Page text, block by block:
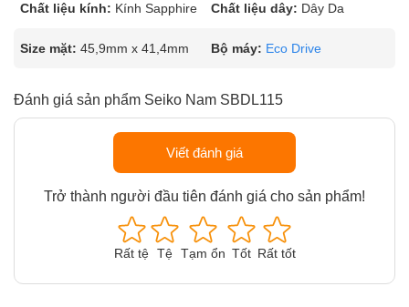
Chất liệu kính: Kính Sapphire Chất liệu dây: Dây Da
Size mặt: 45,9mm x 41,4mm Bộ máy: Eco Drive
Đánh giá sản phẩm Seiko Nam SBDL115
Viết đánh giá
Trở thành người đầu tiên đánh giá cho sản phẩm!
Rất tệ Tệ Tạm ổn Tốt Rất tốt